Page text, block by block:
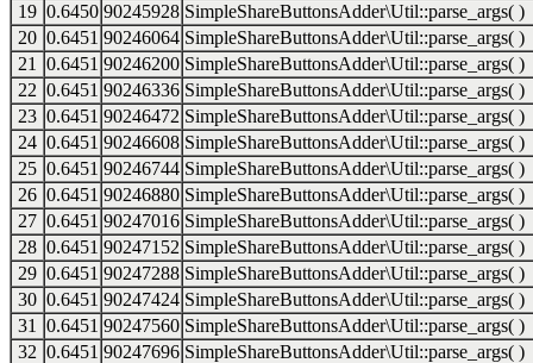
19 0.6450 90245928 SimpleShareButtonsAdder\Util::parse_args( )
20 0.6451 90246064 SimpleShareButtonsAdder\Util::parse_args( )
21
0.6451 90246200 SimpleShareButtonsAdder\Util::parse_args( )
22 0.6451 90246336 SimpleShareButtonsAdder\Util::parse_args( )
23 0.6451 90246472 SimpleShareButtonsAdder\Util::parse_args( )
24 0.6451 90246608 SimpleShareButtonsAdder\Util::parse_args( )
25 0.6451 90246744 SimpleShareButtonsAdder\Util::parse_args( )
26 0.6451 90246880 SimpleShareButtonsAdder\Util::parse_args( )
27 0.6451 90247016 SimpleShareButtonsAdder\Util::parse_args( )
28 0.6451 90247152 SimpleShareButtonsAdder\Util::parse_args( )
29 0.6451 90247288 SimpleShareButtonsAdder\Util::parse_args( )
30 0.6451 90247424 SimpleShareButtonsAdder\Util::parse_args( )
31
0.6451 90247560 SimpleShareButtonsAdder\Util::parse_args( )
32 0.6451 90247696 SimpleShareButtonsAdder\Util::parse_args( )